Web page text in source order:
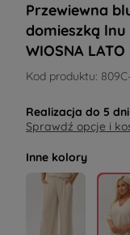
Przewiewna
domieszką lnu
WIOSNA LATO
Kod produktu:
Realizacja do 5 dni
Sprawdź opcje i
Inne kolory